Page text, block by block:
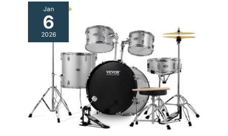
Jan
6
2026